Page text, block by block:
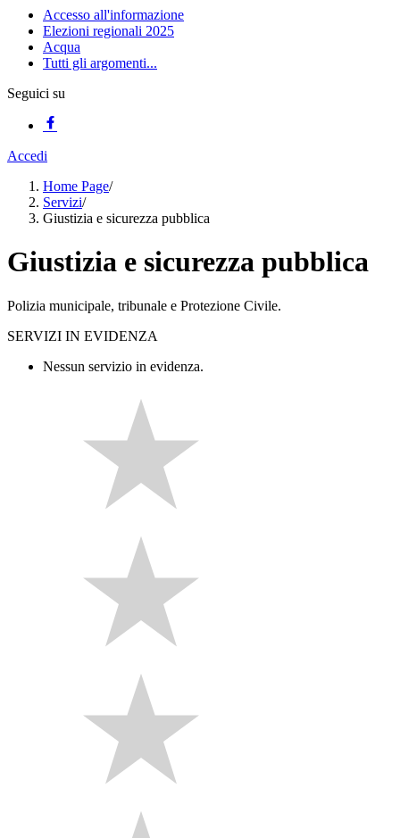
Accesso all'informazione
Elezioni regionali 2025
Acqua
Tutti gli argomenti...
Seguici su
Accedi
Home Page/
Servizi/
Giustizia e sicurezza pubblica
Giustizia e sicurezza pubblica
Polizia municipale, tribunale e Protezione Civile.
SERVIZI IN EVIDENZA
Nessun servizio in evidenza.